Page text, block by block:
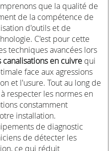
que la qualité de
de la compétence de
d'outils et de
C'est pour cette
techniques avancées lors
en cuivre qui
face aux agressions
et l'usure. Tout au long de
respecter les normes en
constamment
installation.
de diagnostic
de détecter les
ce qui réduit